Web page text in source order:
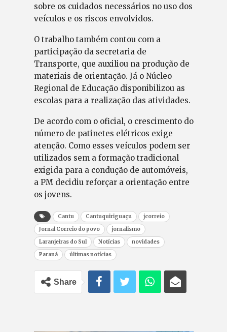
sobre os cuidados necessários no uso dos
veículos e os riscos envolvidos.
O trabalho também contou com a
participação da secretaria de
Transporte, que auxiliou na produção de
materiais de orientação. Já o Núcleo
Regional de Educação disponibilizou as
escolas para a realização das atividades.
De acordo com o oficial, o crescimento do
número de patinetes elétricos exige
atenção. Como esses veículos podem ser
utilizados sem a formação tradicional
exigida para a condução de automóveis,
a PM decidiu reforçar a orientação entre
os jovens.
Cantu Cantuquiriguaçu
jcorreio
Jornal Correio do povo
jornalismo
Laranjeiras do Sul
Notícias
novidades
Paraná
últimas notícias
Share